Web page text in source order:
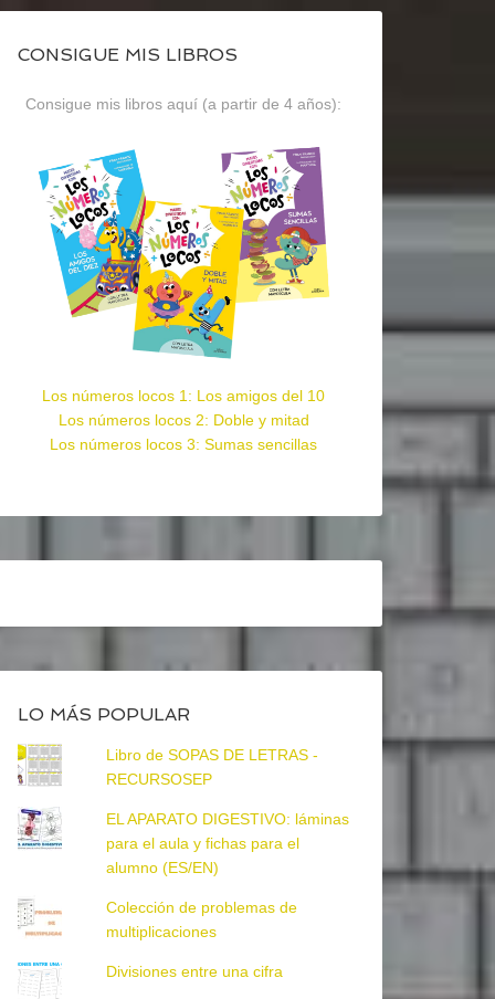
CONSIGUE MIS LIBROS
Consigue mis libros aquí (a partir de 4 años):
Los números locos 1: Los amigos del 10
Los números locos 2: Doble y mitad
Los números locos 3: Sumas sencillas
LO MÁS POPULAR
Libro de SOPAS DE LETRAS -
RECURSOSEP
EL APARATO DIGESTIVO: láminas
para el aula y fichas para el
alumno (ES/EN)
Colección de problemas de
multiplicaciones
Divisiones entre una cifra